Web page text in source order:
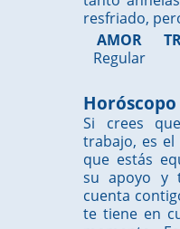
resfriado,
AMOR
Regular
Si crees
trabajo, es
que estás
su apoyo y
cuenta
te tiene en